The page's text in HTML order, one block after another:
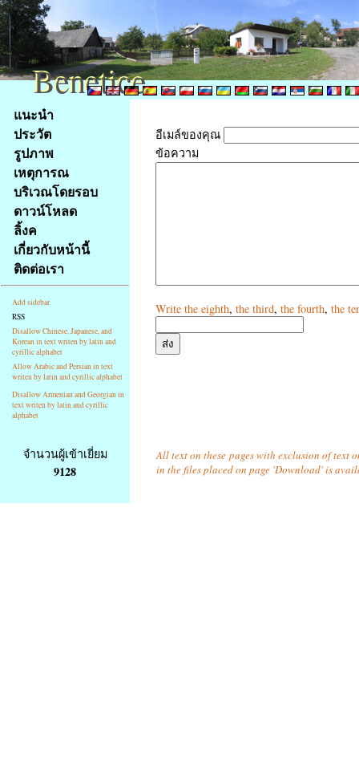
obsah
stránky
Klávesové
zkratky
tomto
webu
základní
Hlavní
strana
แนะนำ
ประวัต
รูปภาพ
เหตุการณ
บริเวณโดยรอบ
ดาวน์โหลด
ลิ้งค
เกี่ยวกับหน้านี้
ติดต่อเรา
Add sidebar
RSS
Disallow Chinese, Japanese, and
Korean in text writen by latin and
cyrillic alphabet
Allow Arabic and Persian in text
writen by latin and cyrillic alphabet
Disallow Armenian and Georgian in
text writen by latin and cyrillic
alphabet
อีเมล์ของคุณ
ข้อความ
Write the eighth, the third, the fourth, the
จำนวนผู้เข้าเยี่ยม
9128
All text on these pages with exclusion of text
in the files placed on page 'Download' is
Benetice
Benetice